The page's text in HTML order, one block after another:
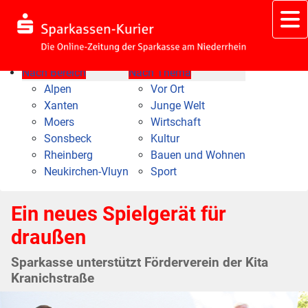
Nach Bereich
Alpen
Xanten
Moers
Sonsbeck
Rheinberg
Neukirchen-Vluyn
Nach Thema
Vor Ort
Junge Welt
Wirtschaft
Kultur
Bauen und Wohnen
Sport
Ein neues Spielgerät für
draußen
Sparkasse unterstützt Förderverein der Kita
Kranichstraße